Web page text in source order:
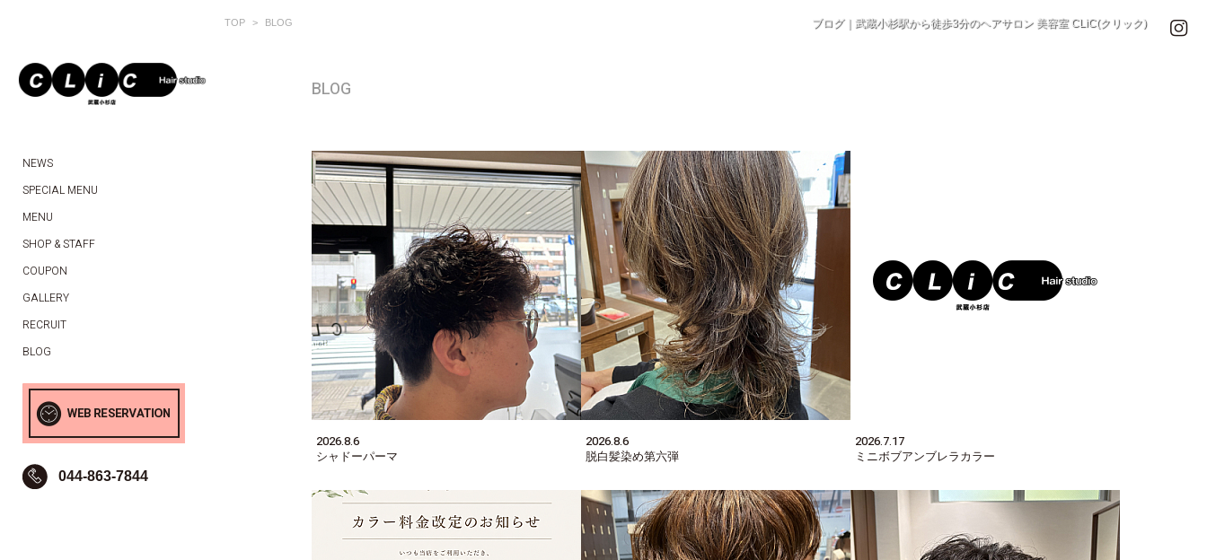
TOP BLOG ブログ｜武蔵小杉駅から徒歩3分のヘアサロン 美容室 CLiC(クリック)
NEWS
SPECIAL MENU
MENU
SHOP & STAFF
COUPON
GALLERY
RECRUIT
BLOG
044-863-7844
BLOG
2026.8.6
シャドーパーマ
2026.8.6
脱白髪染め第六弾
2026.7.17
ミニボブアンブレラカラー